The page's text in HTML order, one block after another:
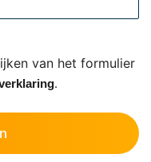
van het formulier
.